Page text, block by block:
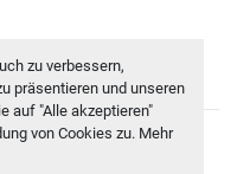
zu verbessern,
präsentieren und unseren
auf "Alle akzeptieren"
von Cookies zu. Mehr
Lingk